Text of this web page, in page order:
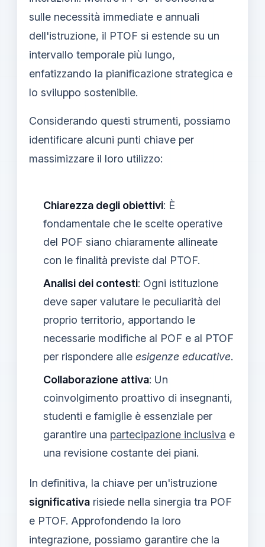
sulle necessità immediate e annuali
dell'istruzione, il PTOF si estende su un
intervallo temporale più lungo,
enfatizzando la pianificazione strategica e
lo sviluppo sostenibile.
Considerando questi strumenti, possiamo
identificare alcuni punti chiave per
massimizzare il loro utilizzo:
Chiarezza degli obiettivi: È
fondamentale che le scelte operative
del POF siano chiaramente allineate
con le finalità previste dal PTOF.
Analisi dei contesti: Ogni istituzione
deve saper valutare le peculiarità del
proprio territorio, apportando le
necessarie modifiche al POF e al PTOF
per rispondere alle esigenze educative.
Collaborazione attiva: Un
coinvolgimento proattivo di insegnanti,
studenti e famiglie è essenziale per
garantire una partecipazione inclusiva e
una revisione costante dei piani.
In definitiva, la chiave per un'istruzione
significativa risiede nella sinergia tra POF
e PTOF. Approfondendo la loro
integrazione, possiamo garantire che la